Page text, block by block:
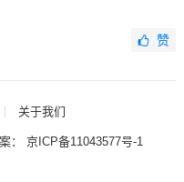
赞
关于我们
：京ICP备11043577号-1